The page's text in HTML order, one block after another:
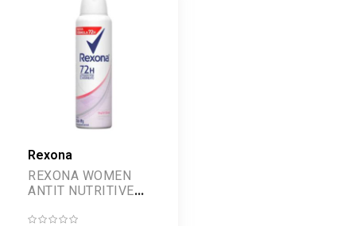
Rexona
REXONA WOMEN
ANTIT NUTRITIVE